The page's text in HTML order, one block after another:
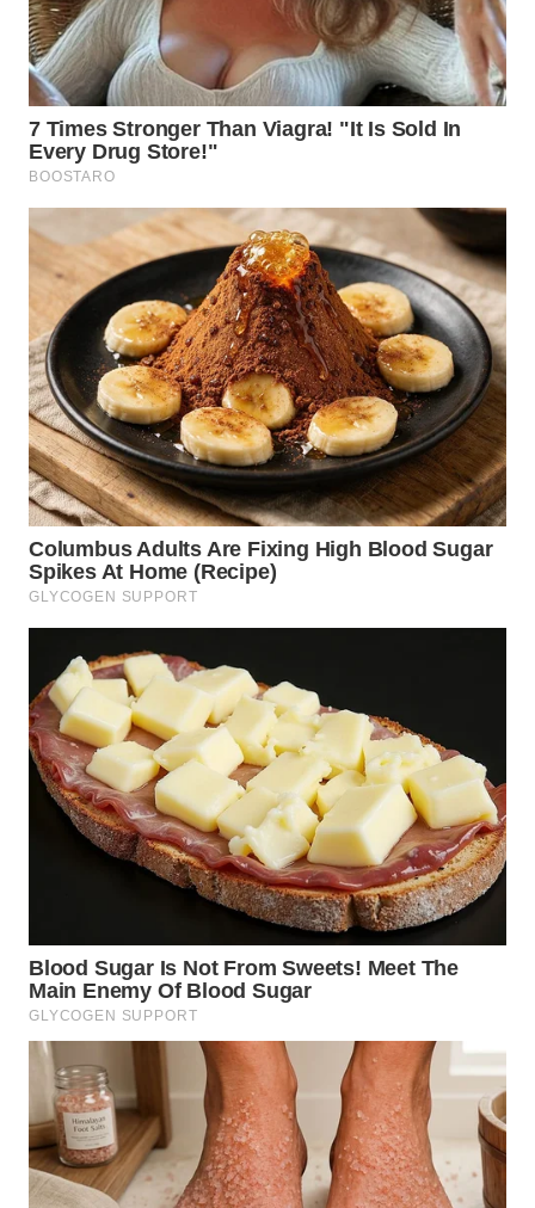
WN
TEBING
TINGGI
WN
WN
KARAWANG
BEKASI
WN
BOGOR
WN
DEPOK
WN
TAPANULI
UTARA
WN
SAMOSIR
WN
PADANG
SUMEDANG
WN
WN
KEPULAUAN
SERIBU